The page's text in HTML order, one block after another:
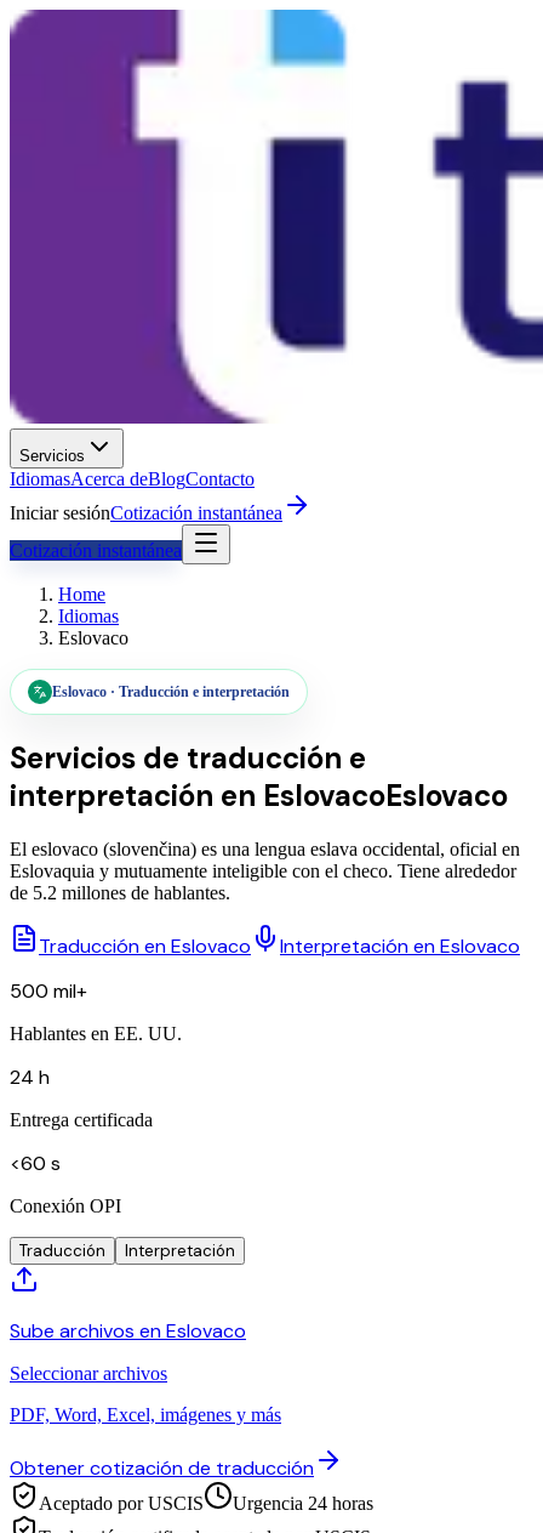
Servicios
IdiomasAcerca deBlogContacto
Iniciar sesiónCotización instantánea
Cotización instantánea
Home
Idiomas
Eslovaco
Eslovaco · Traducción e interpretación
Servicios de traducción e
interpretación en EslovacoEslovaco
El eslovaco (slovenčina) es una lengua eslava occidental, oficial en
Eslovaquia y mutuamente inteligible con el checo. Tiene alrededor
de 5.2 millones de hablantes.
Traducción en Eslovaco
Interpretación en Eslovaco
500 mil+
Hablantes en EE. UU.
24 h
Entrega certificada
<60 s
Conexión OPI
Traducción Interpretación
Sube archivos en Eslovaco
Seleccionar archivos
PDF, Word, Excel, imágenes y más
Obtener cotización de traducción
Aceptado por USCIS
Urgencia 24 horas